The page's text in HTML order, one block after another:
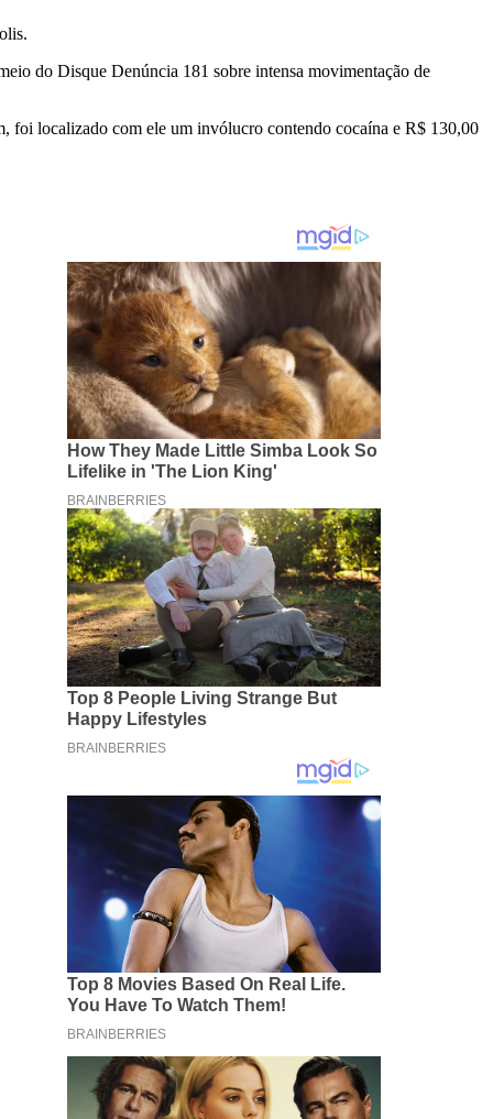
do Disque Denúncia 181 sobre intensa movimentação de
foi localizado com ele um invólucro contendo cocaína e R$ 130,00